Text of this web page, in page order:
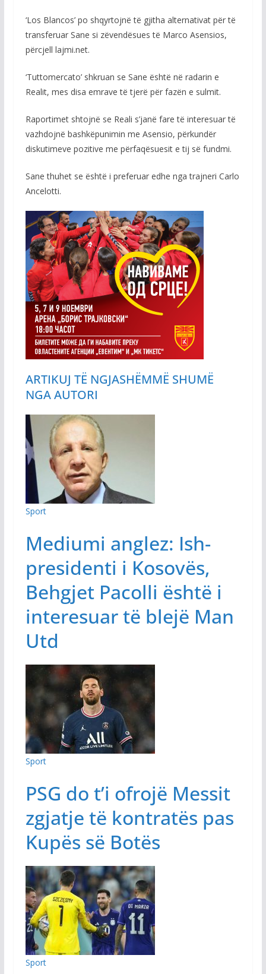
‘Los Blancos’ po shqyrtojnë të gjitha alternativat për të
transferuar Sane si zëvendësues të Marco Asensios,
përcjell lajmi.net.
‘Tuttomercato’ shkruan se Sane është në radarin e
Realit, mes disa emrave të tjerë për fazën e sulmit.
Raportimet shtojnë se Reali s’janë fare të interesuar të
vazhdojnë bashkëpunimin me Asensio, përkundër
diskutimeve pozitive me përfaqësuesit e tij së fundmi.
Sane thuhet se është i preferuar edhe nga trajneri Carlo
Ancelotti.
ARTIKUJ TË NGJASHËMMË SHUMË
NGA AUTORI
Sport
Mediumi anglez: Ish-
presidenti i Kosovës,
Behgjet Pacolli është i
interesuar të blejë Man
Utd
Sport
PSG do t’i ofrojë Messit
zgjatje të kontratës pas
Kupës së Botës
Sport